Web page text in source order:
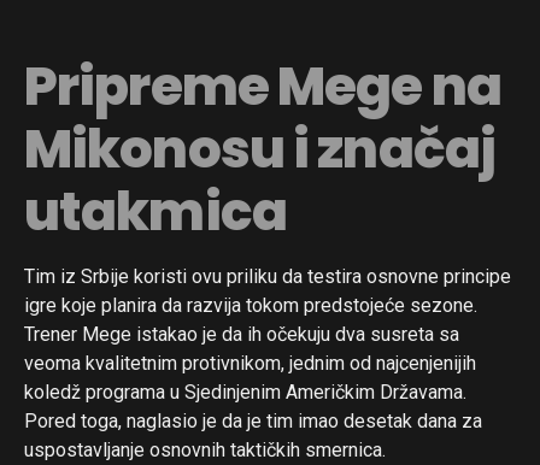
Pripreme Mege na
Mikonosu i značaj
utakmica
Tim iz Srbije koristi ovu priliku da testira osnovne principe
igre koje planira da razvija tokom predstojeće sezone.
Trener Mege istakao je da ih očekuju dva susreta sa
veoma kvalitetnim protivnikom, jednim od najcenjenijih
koledž programa u Sjedinjenim Američkim Državama.
Pored toga, naglasio je da je tim imao desetak dana za
uspostavljanje osnovnih taktičkih smernica.